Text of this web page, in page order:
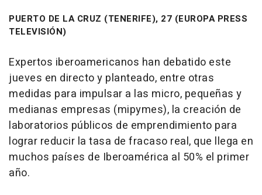
PUERTO DE LA CRUZ (TENERIFE), 27 (EUROPA PRESS
TELEVISIÓN)
Expertos iberoamericanos han debatido este
jueves en directo y planteado, entre otras
medidas para impulsar a las micro, pequeñas y
medianas empresas (mipymes), la creación de
laboratorios públicos de emprendimiento para
lograr reducir la tasa de fracaso real, que llega en
muchos países de Iberoamérica al 50% el primer
año.